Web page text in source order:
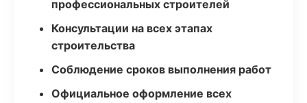
профессиональных строителей
Консультации на всех этапах
строительства
Соблюдение сроков выполнения работ
Официальное оформление всех